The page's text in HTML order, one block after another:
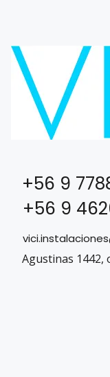
+56 9
+56 9
Agustinas 1442,